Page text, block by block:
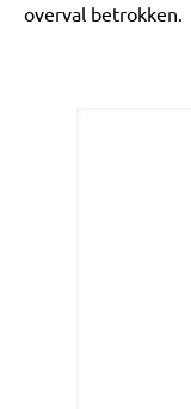
overval betrokken.